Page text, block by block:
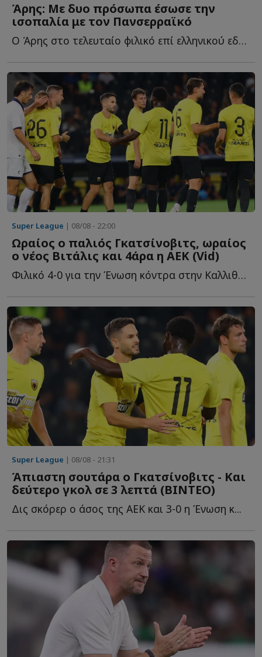
Άρης: Με δυο πρόσωπα έσωσε την
ισοπαλία με τον Πανσερραϊκό
Ο Άρης στο τελευταίο φιλικό επί ελληνικού εδάφους πριν α...
Super League | 08/08 - 22:00
Ωραίος ο παλιός Γκατσίνοβιτς, ωραίος
ο νέος Βιτάλις και 4άρα η ΑΕΚ (Vid)
Φιλικό 4-0 για την Ένωση κόντρα στην Καλλιθέα, λίγες η...
Super League | 08/08 - 21:31
Άπιαστη σουτάρα ο Γκατσίνοβιτς - Και
δεύτερο γκολ σε 3 λεπτά (ΒΙΝΤΕΟ)
Δις σκόρερ ο άσος της ΑΕΚ και 3-0 η Ένωση κ...